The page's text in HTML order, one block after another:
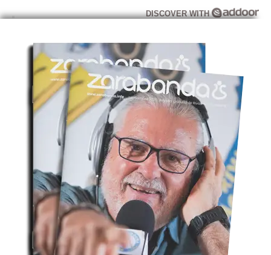
DISCOVER WITH